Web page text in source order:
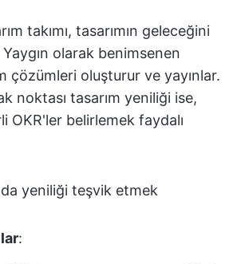
takımı, tasarımın geleceğini
olarak benimsenen
çözümleri oluşturur ve yayınlar.
noktası tasarım yeniliği ise,
OKR'ler belirlemek faydalı
yeniliği teşvik etmek
: